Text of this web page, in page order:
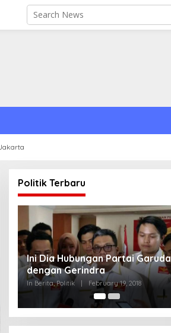
Politik Terbaru
Strategi PPP Menangkan Duet
Ganjar dan Gus Yasin
In Berita, Politik February 19, 2018